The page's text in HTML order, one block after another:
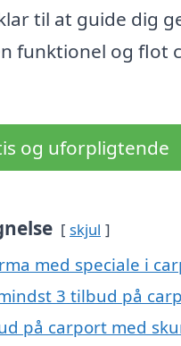
til at guide dig
funktionel og flot
og uforpligtende
skjul
med speciale i
3 tilbud på
på carport med